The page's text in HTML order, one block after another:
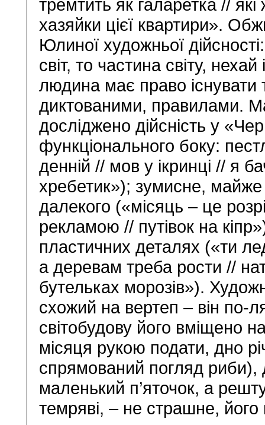
тремтить як галаретка //
хазяйки цієї квартири».
Юлиної художньої
світ, то частина світу,
людина має право
диктованими, правилами.
досліджено дійсність у
функціонального боку:
денній // мов у ікринці // я
хребетик»); зумисне,
далекого («місяць – це
рекламою // путівок на
пластичних деталях («ти
а деревам треба рости //
бутельках морозів»).
схожий на вертеп – він по-
світобудову його вміщено
місяця рукою подати, дно
спрямований погляд
маленький п’яточок, а
темряві, – не страшне, його